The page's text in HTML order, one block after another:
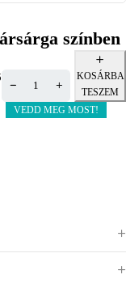
színben
KOSÁRBA
TESZEM
VEDD MEG MOST!